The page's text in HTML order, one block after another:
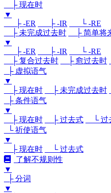
├ 现在时
▼
├ -ER
├ -IR
└ -RE
├ 未完成过去时
├ 简单将
▼
├ -ER
├ -IR
└ -RE
├ 复合过去时
├ 愈过去时
├ 虚拟语气
▼
├ 现在时
├ 未完成过去时
├ 条件语气
▼
├ 现在时
├ 过去式
└ 过
└ 祈使语气
▼
├ 现在时
└ 过去式
了解不规则性
▼
├ 分词
▼